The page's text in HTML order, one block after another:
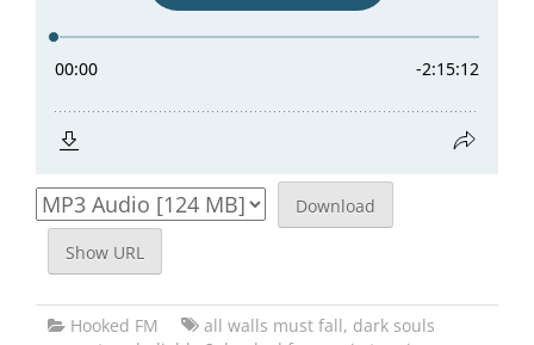
Download
Show URL
Hooked FM all walls must fall, dark souls